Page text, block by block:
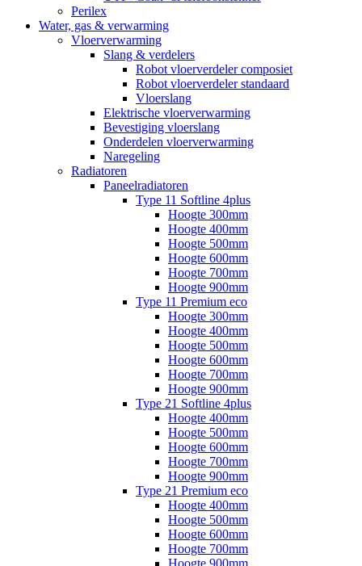
Perilex
Water, gas & verwarming
Vloerverwarming
Slang & verdelers
Robot vloerverdeler composiet
Robot vloerverdeler standaard
Vloerslang
Elektrische vloerverwarming
Bevestiging vloerslang
Onderdelen vloerverwarming
Naregeling
Radiatoren
Paneelradiatoren
Type 11 Softline 4plus
Hoogte 300mm
Hoogte 400mm
Hoogte 500mm
Hoogte 600mm
Hoogte 700mm
Hoogte 900mm
Type 11 Premium eco
Hoogte 300mm
Hoogte 400mm
Hoogte 500mm
Hoogte 600mm
Hoogte 700mm
Hoogte 900mm
Type 21 Softline 4plus
Hoogte 400mm
Hoogte 500mm
Hoogte 600mm
Hoogte 700mm
Hoogte 900mm
Type 21 Premium eco
Hoogte 400mm
Hoogte 500mm
Hoogte 600mm
Hoogte 700mm
Hoogte 900mm